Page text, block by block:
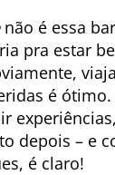
não é essa
pra estar
é
depois – e
é claro!